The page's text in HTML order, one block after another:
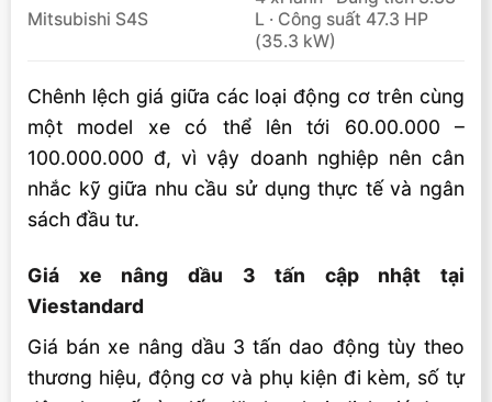
Mitsubishi S4S
L · Công suất 47.3 HP
(35.3 kW)
Chênh lệch giá giữa các loại động cơ trên cùng
một model xe có thể lên tới 60.00.000 –
100.000.000 đ, vì vậy doanh nghiệp nên cân
nhắc kỹ giữa nhu cầu sử dụng thực tế và ngân
sách đầu tư.
Giá xe nâng dầu 3 tấn cập nhật tại
Viestandard
Giá bán xe nâng dầu 3 tấn dao động tùy theo
thương hiệu, động cơ và phụ kiện đi kèm, số tự